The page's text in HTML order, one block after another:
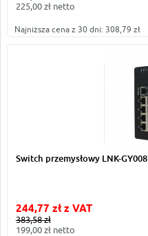
225,00 zł netto
Najniższa cena z 30 dni: 308,79 zł
Switch przemysłowy LNK-GY008
244,77 zł z VAT
383,58 zł
199,00 zł netto